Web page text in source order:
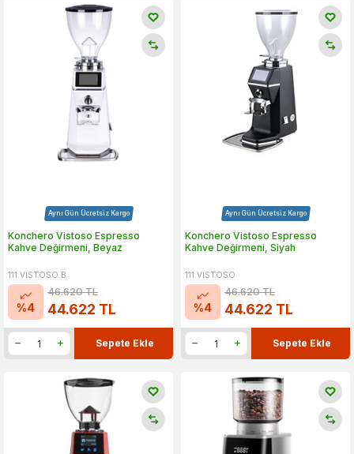
Aynı Gün Ücretsiz Kargo
Konchero Vistoso Espresso
Kahve Değirmeni, Beyaz
111.VISTOSO.B
%4
46.620TL
44.622 TL
Sepete Ekle
Aynı Gün Ücretsiz Kargo
Konchero Vistoso Espresso
Kahve Değirmeni, Siyah
111.VISTOSO
%4
46.620TL
44.622 TL
Sepete Ekle